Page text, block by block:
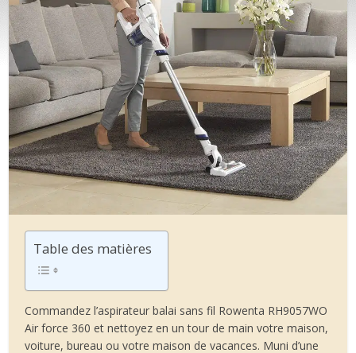
Table des matières
Commandez l’aspirateur balai sans fil Rowenta RH9057WO
Air force 360 et nettoyez en un tour de main votre maison,
voiture, bureau ou votre maison de vacances. Muni d’une